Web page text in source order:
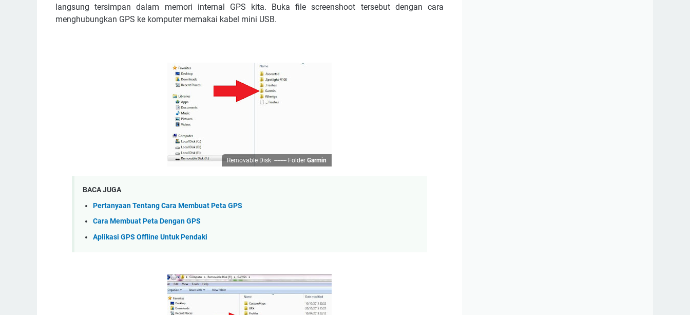
langsung tersimpan dalam memori internal GPS kita. Buka file screenshoot tersebut dengan cara
menghubungkan GPS ke komputer memakai kabel mini USB.
Removable Disk -------- Folder Garmin
BACA JUGA
Pertanyaan Tentang Cara Membuat Peta GPS
Cara Membuat Peta Dengan GPS
Aplikasi GPS Offline Untuk Pendaki